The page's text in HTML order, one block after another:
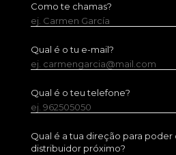
Como te chamas?
ej. Carmen García
Qual é o tu e-mail?
ej. carmengarcia@mail.com
Qual é o teu telefone?
ej. 962505050
Qual é a tua direção para poder
distribuidor próximo?